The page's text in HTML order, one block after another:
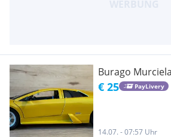
Burago
€ 25 PayLivery
14.07. - 07:57 Uhr